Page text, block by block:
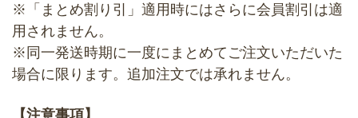
※「まとめ割り引」適用時にはさらに会員割引は適
用されません。
※同一発送時期に一度にまとめてご注文いただいた
場合に限ります。追加注文では承れません。